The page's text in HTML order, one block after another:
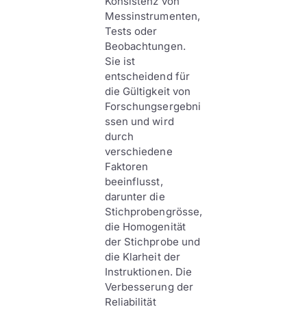
Messinstrumenten,
Tests oder
Beobachtungen.
Sie ist
entscheidend für
die Gültigkeit von
Forschungsergebni
ssen und wird
durch
verschiedene
Faktoren
beeinflusst,
darunter die
Stichprobengrösse,
die Homogenität
der Stichprobe und
die Klarheit der
Instruktionen. Die
Verbesserung der
Reliabilität